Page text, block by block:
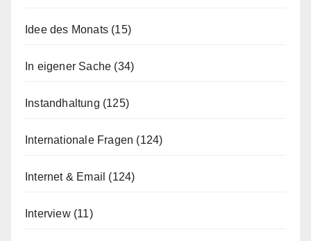
Idee des Monats (15)
In eigener Sache (34)
Instandhaltung (125)
Internationale Fragen (124)
Internet & Email (124)
Interview(11)